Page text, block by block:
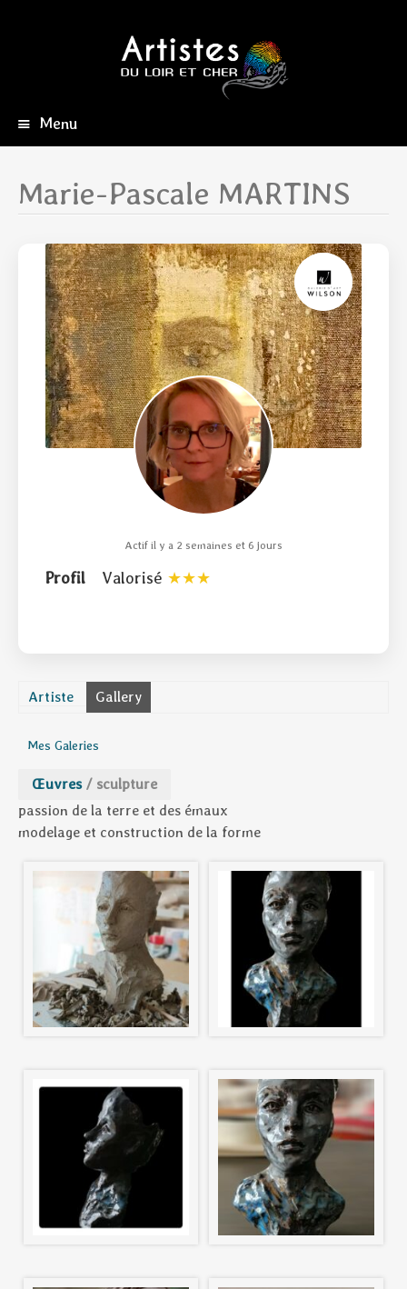
Menu
principal
Marie-Pascale MARTINS
Actif il y a 2 semaines et 6 jours
Profil Valorisé
Artiste Gallery
Mes Galeries
Œuvres / sculpture
passion de la terre et des émaux
modelage et construction de la forme